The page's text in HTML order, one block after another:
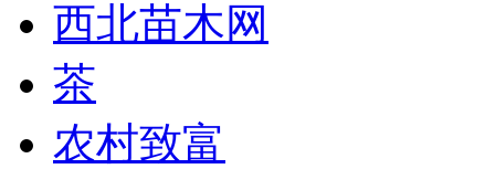
西北苗木网
茶
农村致富